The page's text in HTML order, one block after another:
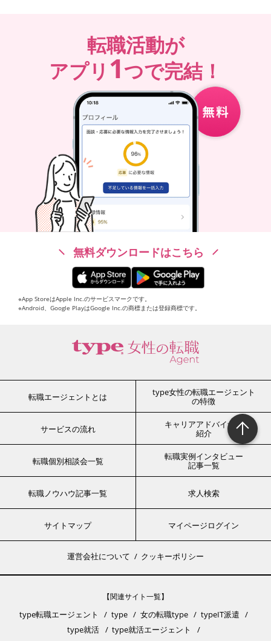
転職活動が
アプリ 1つで完結！
無料ダウンロードはこちら
※App StoreはApple Inc.のサービスマークです。
※Android、Google PlayはGoogle Inc.の商標または登録商標です。
転職エージェントとは
type女性の転職エージェント
の特徴
サービスの流れ
キャリアアドバイザー
紹介
転職個別相談会一覧
転職実例インタビュー
記事一覧
転職ノウハウ記事一覧 求人検索
サイトマップ マイページログイン
運営会社について クッキーポリシー
【関連サイト一覧】
type転職エージェント type 女の転職type
typeIT派遣
type就活
type就活エージェント